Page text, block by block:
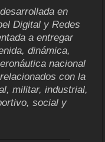
en
Digital y Redes
a entregar
dinámica,
nacional
con la
militar, industrial,
social y